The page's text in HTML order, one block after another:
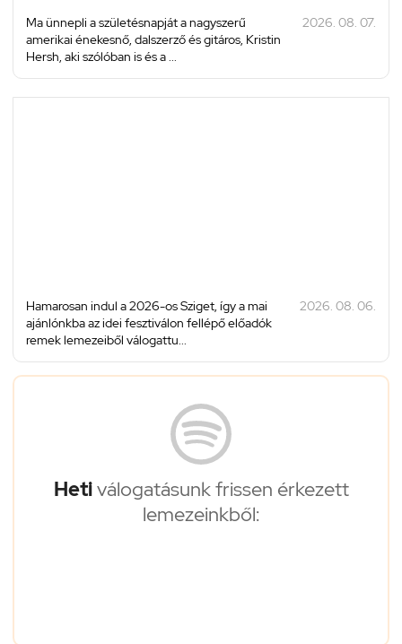
Ma ünnepli a születésnapját a nagyszerű
amerikai énekesnő, dalszerző és gitáros, Kristin
Hersh, aki szólóban is és a ...
2026. 08. 07.
Hamarosan indul a 2026-os Sziget, így a mai
ajánlónkba az idei fesztiválon fellépő előadók
remek lemezeiből válogattu...
2026. 08. 06.
Hetiválogatásunk frissen érkezett
lemezeinkből: